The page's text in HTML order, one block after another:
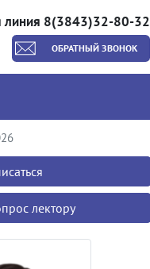
линия 8(3843)32-80-32
ОБРАТНЫЙ ЗВОНОК
лектору